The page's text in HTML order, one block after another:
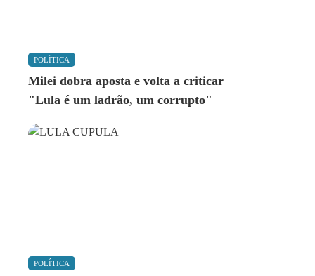
POLÍTICA
Milei dobra aposta e volta a criticar
"Lula é um ladrão, um corrupto"
POLÍTICA